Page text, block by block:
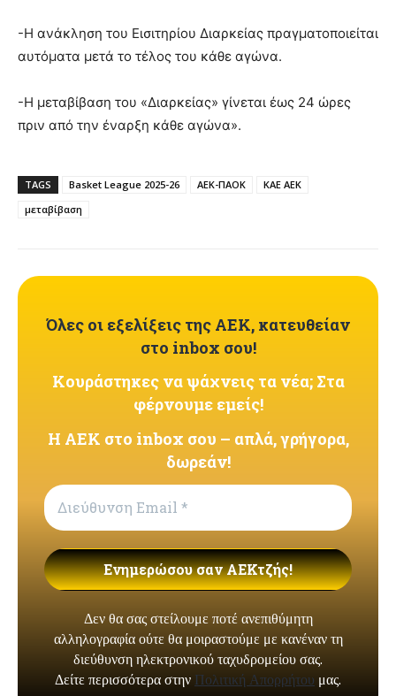
-Η ανάκληση του Εισιτηρίου Διαρκείας πραγματοποιείται
αυτόματα μετά το τέλος του κάθε αγώνα.
-Η μεταβίβαση του «Διαρκείας» γίνεται έως 24 ώρες
πριν από την έναρξη κάθε αγώνα».
TAGS Basket League 2025-26 ΑΕΚ-ΠΑΟΚ
ΚΑΕ ΑΕΚ
μεταβίβαση